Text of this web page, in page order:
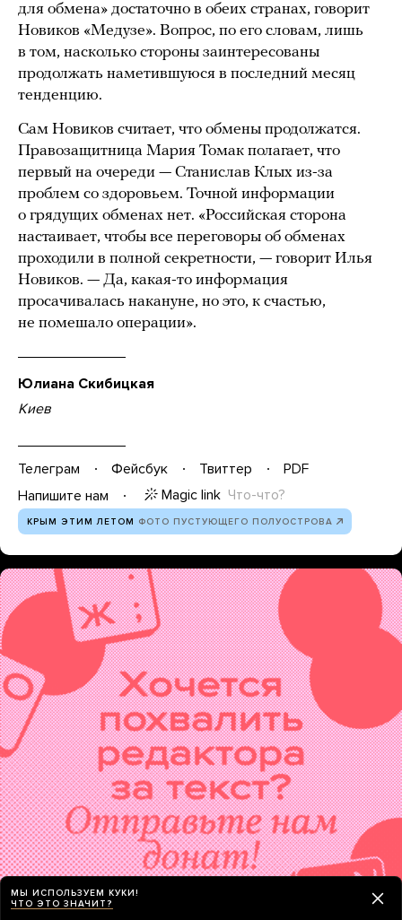
для обмена» достаточно в обеих странах, говорит
Новиков «Медузе». Вопрос, по его словам, лишь
в том, насколько стороны заинтересованы
продолжать наметившуюся в последний месяц
тенденцию.
Сам Новиков считает, что обмены продолжатся.
Правозащитница Мария Томак полагает, что
первый на очереди — Станислав Клых из-за
проблем со здоровьем. Точной информации
о грядущих обменах нет. «Российская сторона
настаивает, чтобы все переговоры об обменах
проходили в полной секретности, — говорит Илья
Новиков. — Да, какая-то информация
просачивалась накануне, но это, к счастью,
не помешало операции».
Юлиана Скибицкая
Киев
Телеграм Фейсбук Твиттер
PDF
Напишите нам
Magic link Что-что?
КРЫМ ЭТИМ ЛЕТОМ ФОТО ПУСТУЮЩЕГО ПОЛУОСТРОВА
МЫ ИСПОЛЬЗУЕМ КУКИ!
ЧТО ЭТО ЗНАЧИТ?